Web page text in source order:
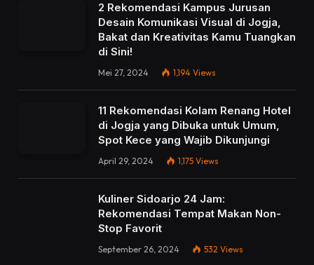
2 Rekomendasi Kampus Jurusan
Desain Komunikasi Visual di Jogja,
Bakat dan Kreativitas Kamu Tuangkan
di Sini!
Mei 27, 2024 1,194 Views
11 Rekomendasi Kolam Renang Hotel
di Jogja yang Dibuka untuk Umum,
Spot Kece yang Wajib Dikunjungi
April 29, 2024 1,175 Views
Kuliner Sidoarjo 24 Jam:
Rekomendasi Tempat Makan Non-
Stop Favorit
September 26, 2024 532 Views